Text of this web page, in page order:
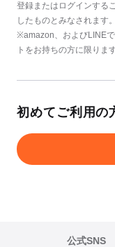
登録またはログインする
したものとみなされます。
※amazon、およびLINE
トをお持ちの方に限ります
初めてご利用の
公式SNS